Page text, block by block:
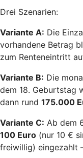
Drei Szenarien:
Variante A: Die
vorhandene Betrag
zum Renteneintritt
Variante B: Die
dem 18. Geburtstag
dann rund 175.000
Variante C: Ab dem
100 Euro (nur 10 €
freiwillig) eingezahlt